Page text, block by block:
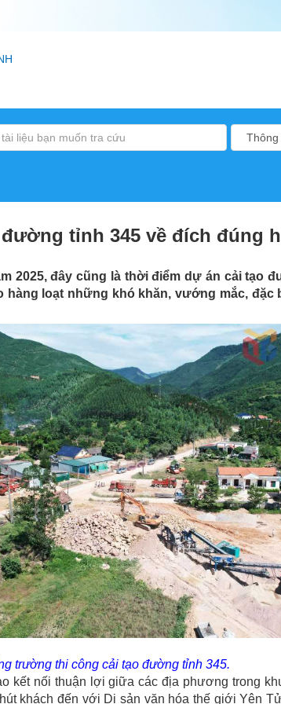
tỉnh 345 về đích đúng
2025, đây cũng là thời điểm dự án cải tạo
hàng loạt những khó khăn, vướng mắc, đặc
trường thi công cải tạo đường tỉnh 345.
kết nối thuận lợi giữa các địa phương trong
khách đến với Di sản văn hóa thế giới Yên